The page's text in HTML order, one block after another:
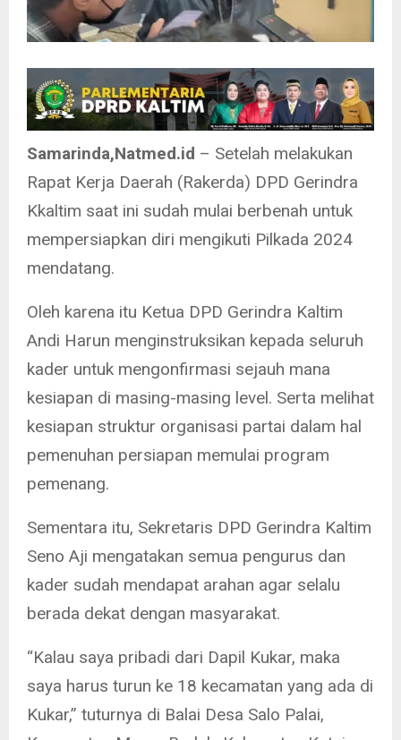
Samarinda,Natmed.id – Setelah melakukan
Rapat Kerja Daerah (Rakerda) DPD Gerindra
Kkaltim saat ini sudah mulai berbenah untuk
mempersiapkan diri mengikuti Pilkada 2024
mendatang.
Oleh karena itu Ketua DPD Gerindra Kaltim
Andi Harun menginstruksikan kepada seluruh
kader untuk mengonfirmasi sejauh mana
kesiapan di masing-masing level. Serta melihat
kesiapan struktur organisasi partai dalam hal
pemenuhan persiapan memulai program
pemenang.
Sementara itu, Sekretaris DPD Gerindra Kaltim
Seno Aji mengatakan semua pengurus dan
kader sudah mendapat arahan agar selalu
berada dekat dengan masyarakat.
“Kalau saya pribadi dari Dapil Kukar, maka
saya harus turun ke 18 kecamatan yang ada di
Kukar,” tuturnya di Balai Desa Salo Palai,